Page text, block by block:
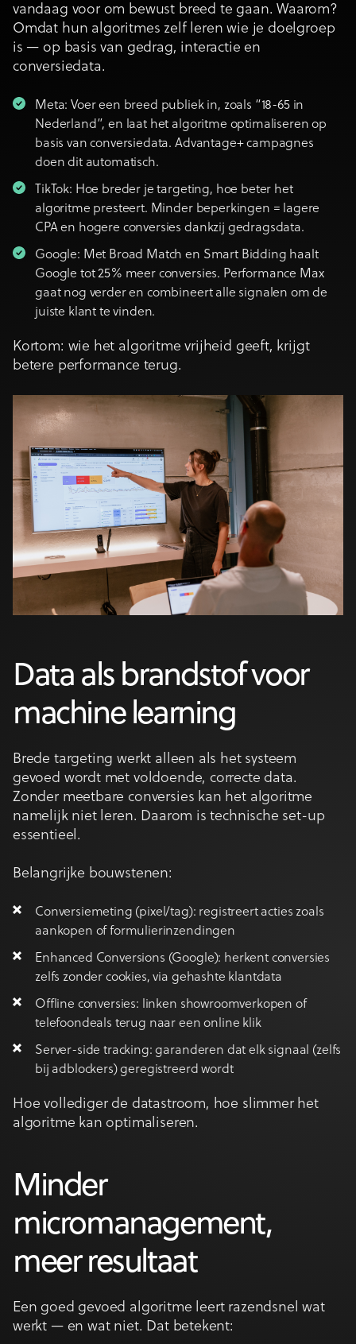
vandaag voor om bewust breed te gaan. Waarom?
Omdat hun algoritmes zelf leren wie je doelgroep
is — op basis van gedrag, interactie en
conversiedata.
Meta: Voer een breed publiek in, zoals “18-65 in
Nederland”, en laat het algoritme optimaliseren op
basis van conversiedata. Advantage+ campagnes
doen dit automatisch.
TikTok: Hoe breder je targeting, hoe beter het
algoritme presteert. Minder beperkingen = lagere
CPA en hogere conversies dankzij gedragsdata.
Google: Met Broad Match en Smart Bidding haalt
Google tot 25% meer conversies. Performance Max
gaat nog verder en combineert alle signalen om de
juiste klant te vinden.
Kortom: wie het algoritme vrijheid geeft, krijgt
betere performance terug.
Data als brandstof voor
machine learning
Brede targeting werkt alleen als het systeem
gevoed wordt met voldoende, correcte data.
Zonder meetbare conversies kan het algoritme
namelijk niet leren. Daarom is technische set-up
essentieel.
Belangrijke bouwstenen:
Conversiemeting (pixel/tag): registreert acties zoals
aankopen of formulierinzendingen
Enhanced Conversions (Google): herkent conversies
zelfs zonder cookies, via gehashte klantdata
Offline conversies: linken showroomverkopen of
telefoondeals terug naar een online klik
Server-side tracking: garanderen dat elk signaal (zelfs
bij adblockers) geregistreerd wordt
Hoe vollediger de datastroom, hoe slimmer het
algoritme kan optimaliseren.
Minder
micromanagement,
meer resultaat
Een goed gevoed algoritme leert razendsnel wat
werkt — en wat niet. Dat betekent: